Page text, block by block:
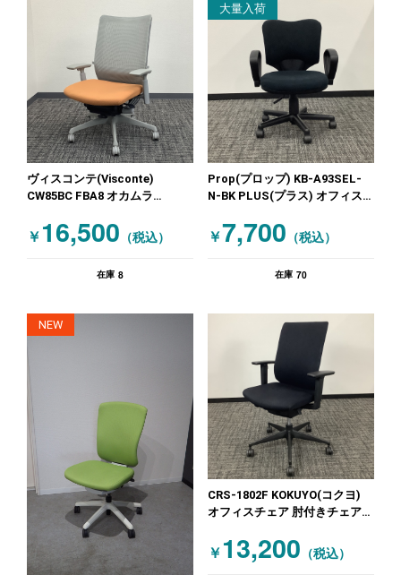
ヴィスコンテ(Visconte)
CW85BC FBA8 オカムラ
付きチェア オレンジ
￥ 16,500 （税込）
在庫 8
大量入荷
Prop(プロップ) KB-A93SEL-
N-BK PLUS(プラス) オフィス
￥7,700 （税込）
在庫 70
NEW
CRS-1802F KOKUYO(コクヨ)
オフィスチェア 肘付きチェア
￥ 13,200 （税込）